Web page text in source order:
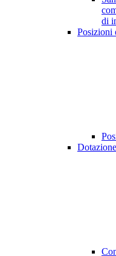
di
Posizioni